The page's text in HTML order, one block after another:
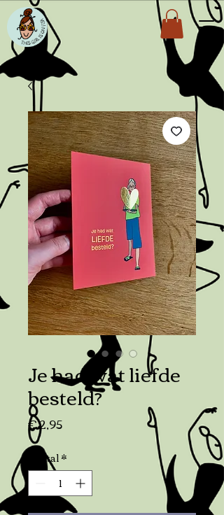
Je had wat liefde
besteld?
€ 2,95Prijs
Aantal*